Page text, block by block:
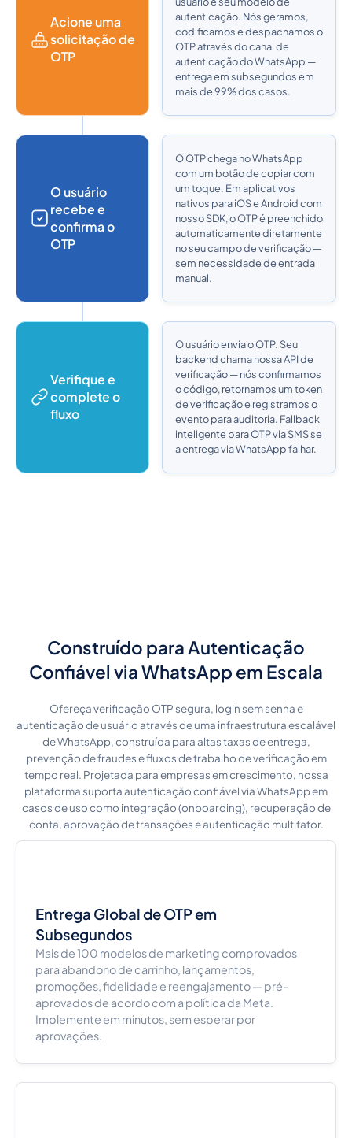
Acione uma
solicitação de
OTP
autenticação. Nós geramos,
codificamos e despachamos o
OTP através do canal de
autenticação do WhatsApp —
entrega em subsegundos em
mais de 99% dos casos.
O usuário
recebe e
confirma o
OTP
O OTP chega no WhatsApp
com um botão de copiar com
um toque. Em aplicativos
nativos para iOS e Android com
nosso SDK, o OTP é preenchido
automaticamente diretamente
no seu campo de verificação —
sem necessidade de entrada
manual.
Verifique e
complete o
fluxo
O usuário envia o OTP. Seu
backend chama nossa API de
verificação — nós confirmamos
o código, retornamos um token
de verificação e registramos o
evento para auditoria. Fallback
inteligente para OTP via SMS se
a entrega via WhatsApp falhar.
Construído para Autenticação
Confiável via WhatsApp em Escala
Ofereça verificação OTP segura, login sem senha e
autenticação de usuário através de uma infraestrutura escalável
de WhatsApp, construída para altas taxas de entrega,
prevenção de fraudes e fluxos de trabalho de verificação em
tempo real. Projetada para empresas em crescimento, nossa
plataforma suporta autenticação confiável via WhatsApp em
casos de uso como integração (onboarding), recuperação de
conta, aprovação de transações e autenticação multifator.
Entrega Global de OTP em
Subsegundos
Mais de 100 modelos de marketing comprovados
para abandono de carrinho, lançamentos,
promoções, fidelidade e reengajamento — pré-
aprovados de acordo com a política da Meta.
Implemente em minutos, sem esperar por
aprovações.